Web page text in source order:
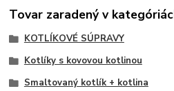
Tovar zaradený v
KOTLÍKOVÉ SÚPRAVY
Kotlíky s kovovou kotlinou
Smaltovaný kotlík + kotlina